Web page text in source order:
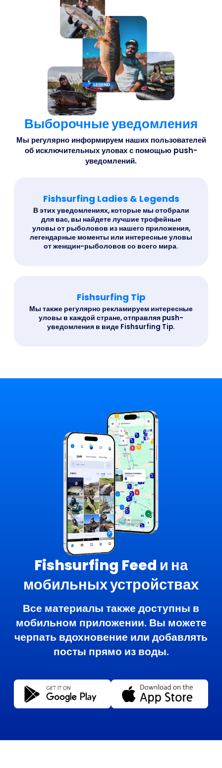
Выборочные уведомления
Мы регулярно информируем наших пользователей
об исключительных уловах с помощью push-
уведомлений.
Fishsurfing Ladies & Legends
В этих уведомлениях, которые мы отобрали
для вас, вы найдете лучшие трофейные
уловы от рыболовов из нашего приложения,
легендарные моменты или интересные уловы
от женщин-рыболовов со всего мира.
Fishsurfing Tip
Мы также регулярно рекламируем интересные
уловы в каждой стране, отправляя push-
уведомления в виде Fishsurfing Tip.
Fishsurfing Feed и на
мобильных устройствах
Все материалы также доступны в
мобильном приложении. Вы можете
черпать вдохновение или добавлять
посты прямо из воды.